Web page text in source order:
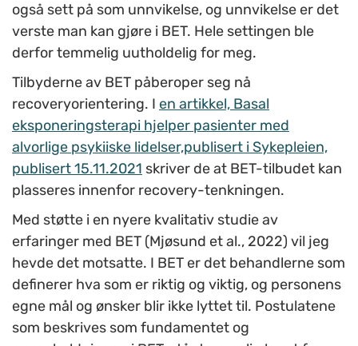
også sett på som unnvikelse, og unnvikelse er det
verste man kan gjøre i BET. Hele settingen ble
derfor temmelig uutholdelig for meg.
Tilbyderne av BET påberoper seg nå
recoveryorientering. I en artikkel, Basal
eksponeringsterapi hjelper pasienter med
alvorlige psykiiske lidelser,publisert i Sykepleien,
publisert 15.11.2021 skriver de at BET-tilbudet kan
plasseres innenfor recovery-tenkningen.
Med støtte i en nyere kvalitativ studie av
erfaringer med BET (Mjøsund et al., 2022) vil jeg
hevde det motsatte. I BET er det behandlerne som
definerer hva som er riktig og viktig, og personens
egne mål og ønsker blir ikke lyttet til. Postulatene
som beskrives som fundamentet og